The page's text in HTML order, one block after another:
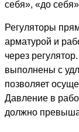
себя», «до
Регуляторы
арматурой и
через
выполнены с
позволяет
Давление в
должно